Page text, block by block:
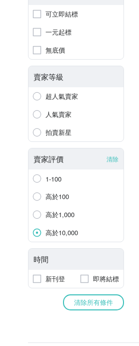
可立即結標
一元起標
無底價
賣家等級
超人氣賣家
人氣賣家
拍賣新星
賣家評價 清除
1-100
高於100
高於1,000
高於10,000
時間
新刊登 即將結標
清除所有條件